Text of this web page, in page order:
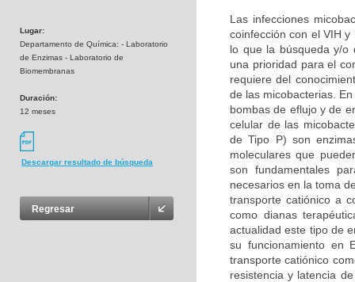
Lugar:
Departamento de Química: - Laboratorio
de Enzimas - Laboratorio de
Biomembranas
Duración:
12 meses
Descargar resultado de búsqueda
Regresar
Las infecciones
coinfección con el VIH
lo que la búsqueda y/o
una prioridad para el
requiere del
de las micobacterias.
bombas de eflujo y de
celular de las
de Tipo P) son
moleculares que
son fundamentales
necesarios en la toma
transporte catiónico a
como dianas
actualidad este tipo de
su funcionamiento en
transporte catiónico
resistencia y latencia